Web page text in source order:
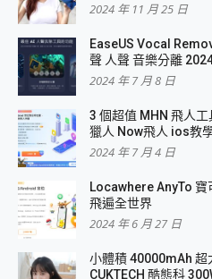
2024 年 11 月 25 日
EaseUS Vocal
聲 人聲 音樂分離
2024 年 7 月 8 日
3 個超值 MHN 飛人
獵人 Now飛人 ios教
2024 年 7 月 4 日
Locawhere AnyTo 寶
飛遍全世界
2024 年 6 月 27 日
小體積 40000mAh 超
CUKTECH 酷態科